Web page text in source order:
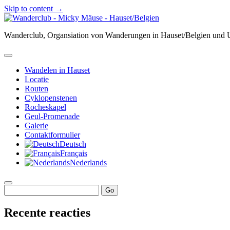
Skip to content →
Wanderclub
Micky
-
Wanderclub, Organsiation von Wanderungen in Hauset/Belgien und
open
Wandelen in Hauset
Locatie
Routen
Cyklopenstenen
Rocheskapel
Geul-Promenade
Galerie
Contaktformulier
Deutsch
Français
Nederlands
Sidebar
open
sidebar
Recente reacties